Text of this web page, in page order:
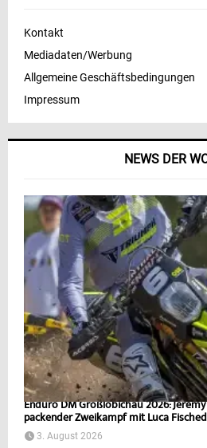
NEWS DER
Enduro DM Großlöbichau 2026:
packender Zweikampf mit Luca
3. August 2026
Kontakt
Mediadaten/Werbung
Allgemeine Geschäftsbedingungen
Impressum